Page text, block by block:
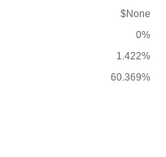
$None
0%
1.422%
60.369%